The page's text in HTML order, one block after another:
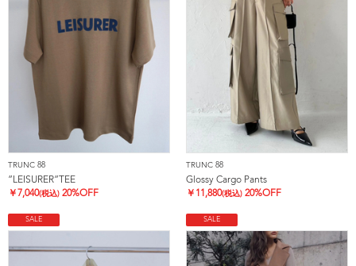
TRUNC 88
”LEISURER”TEE
￥ 7,040(税込) 20%OFF
TRUNC 88
Glossy Cargo Pants
￥ 11,880(税込) 20%OFF
SALE SALE